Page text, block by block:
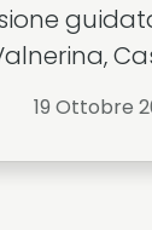
19 Ottobre